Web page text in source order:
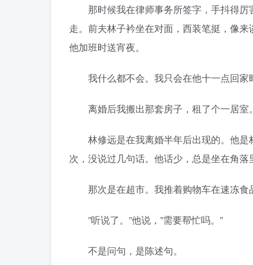
那时候我在律师事务所签字，手抖得厉
走。前夫林子衿坐在对面，西装笔挺，像
他加班时送宵夜。
我什么都不会。我只会在他十一点回家
离婚后我搬出那套房子，租了个一居室
林修远是在我离婚半年后出现的。他是
次，没说过几句话。他话少，总是坐在角落
那次是在超市。我推着购物车在速冻食
”听说了。”他说，”需要帮忙吗。”
不是问句，是陈述句。